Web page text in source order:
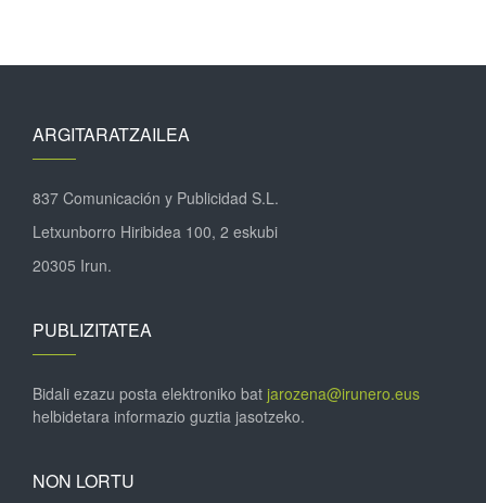
ARGITARATZAILEA
837 Comunicación y Publicidad S.L.
Letxunborro Hiribidea 100, 2 eskubi
20305 Irun.
PUBLIZITATEA
Bidali ezazu posta elektroniko bat jarozena@irunero.eus
helbidetara informazio guztia jasotzeko.
NON LORTU